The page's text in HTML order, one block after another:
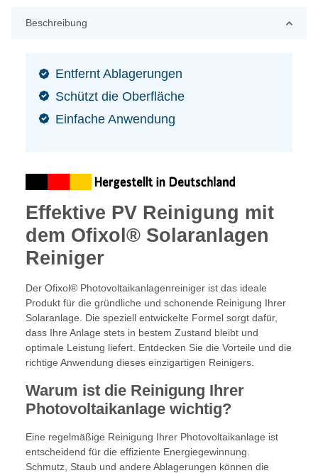
Beschreibung
Entfernt Ablagerungen
Schützt die Oberfläche
Einfache Anwendung
Effektive PV Reinigung mit
dem Ofixol® Solaranlagen
Reiniger
Der Ofixol® Photovoltaikanlagenreiniger ist das ideale
Produkt für die gründliche und schonende Reinigung Ihrer
Solaranlage. Die speziell entwickelte Formel sorgt dafür,
dass Ihre Anlage stets in bestem Zustand bleibt und
optimale Leistung liefert. Entdecken Sie die Vorteile und die
richtige Anwendung dieses einzigartigen Reinigers.
Warum ist die Reinigung Ihrer
Photovoltaikanlage wichtig?
Eine regelmäßige Reinigung Ihrer Photovoltaikanlage ist
entscheidend für die effiziente Energiegewinnung.
Schmutz, Staub und andere Ablagerungen können die